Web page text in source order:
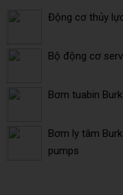
Động cơ thủy
Bộ động cơ
Bơm tuabin
Bơm ly tâm
pumps